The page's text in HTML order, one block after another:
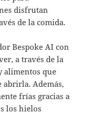
disfrutan
de la comida.
Bespoke AI con
a través de la
alimentos que
abrirla. Además,
frías gracias a
los hielos